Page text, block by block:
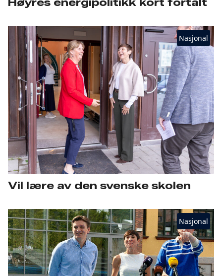
Høyres energipolitikk kort fortalt
Nasjonal
Vil lære av den svenske skolen
Nasjonal